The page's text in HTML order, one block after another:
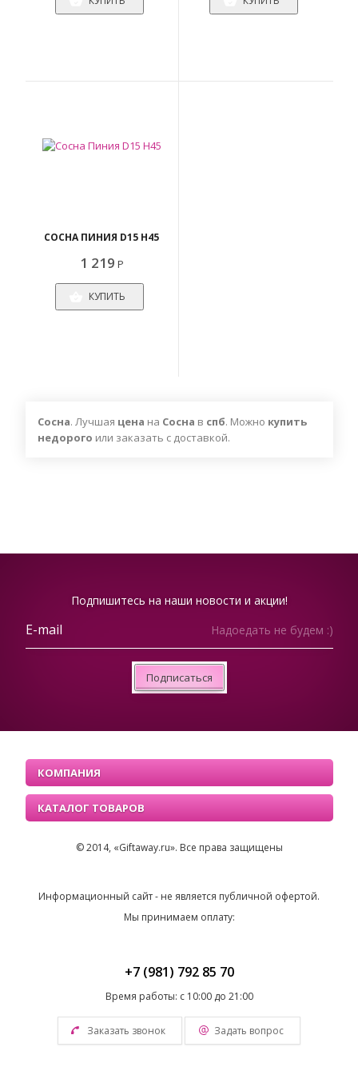
СОСНА ПИНИЯ D15 H45
1 219 Р
КУПИТЬ
Сосна. Лучшая цена на Сосна в спб. Можно купить
недорого или заказать с доставкой.
Подпишитесь на наши новости и акции!
Надоедать не будем :)
Подписаться
КОМПАНИЯ
КАТАЛОГ ТОВАРОВ
© 2014, «Giftaway.ru». Все права защищены
Информационный сайт - не является публичной офертой.
Мы принимаем оплату:
+7 (981) 792 85 70
Время работы: с 10:00 до 21:00
Заказать звонок Задать вопрос